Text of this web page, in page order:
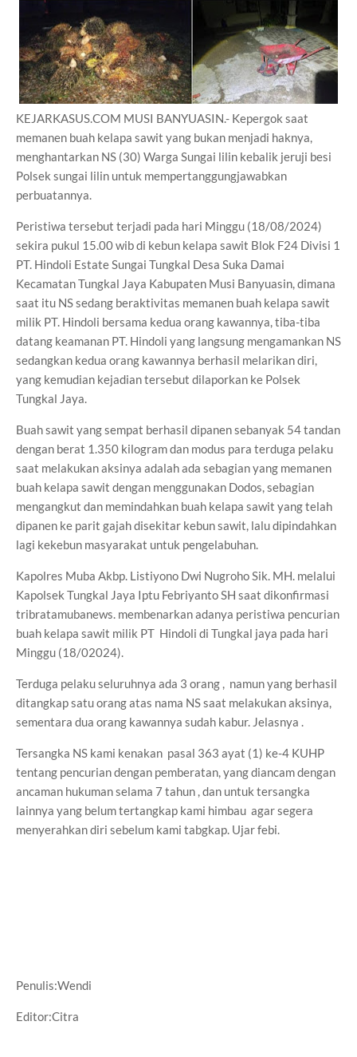
KEJARKASUS.COM MUSI BANYUASIN.- Kepergok saat
memanen buah kelapa sawit yang bukan menjadi haknya,
menghantarkan NS (30) Warga Sungai lilin kebalik jeruji besi
Polsek sungai lilin untuk mempertanggungjawabkan
perbuatannya.
Peristiwa tersebut terjadi pada hari Minggu (18/08/2024)
sekira pukul 15.00 wib di kebun kelapa sawit Blok F24 Divisi 1
PT. Hindoli Estate Sungai Tungkal Desa Suka Damai
Kecamatan Tungkal Jaya Kabupaten Musi Banyuasin, dimana
saat itu NS sedang beraktivitas memanen buah kelapa sawit
milik PT. Hindoli bersama kedua orang kawannya, tiba-tiba
datang keamanan PT. Hindoli yang langsung mengamankan NS
sedangkan kedua orang kawannya berhasil melarikan diri,
yang kemudian kejadian tersebut dilaporkan ke Polsek
Tungkal Jaya.
Buah sawit yang sempat berhasil dipanen sebanyak 54 tandan
dengan berat 1.350 kilogram dan modus para terduga pelaku
saat melakukan aksinya adalah ada sebagian yang memanen
buah kelapa sawit dengan menggunakan Dodos, sebagian
mengangkut dan memindahkan buah kelapa sawit yang telah
dipanen ke parit gajah disekitar kebun sawit, lalu dipindahkan
lagi kekebun masyarakat untuk pengelabuhan.
Kapolres Muba Akbp. Listiyono Dwi Nugroho Sik. MH. melalui
Kapolsek Tungkal Jaya Iptu Febriyanto SH saat dikonfirmasi
tribratamubanews. membenarkan adanya peristiwa pencurian
buah kelapa sawit milik PT Hindoli di Tungkal jaya pada hari
Minggu (18/02024).
Terduga pelaku seluruhnya ada 3 orang , namun yang berhasil
ditangkap satu orang atas nama NS saat melakukan aksinya,
sementara dua orang kawannya sudah kabur. Jelasnya .
Tersangka NS kami kenakan pasal 363 ayat (1) ke-4 KUHP
tentang pencurian dengan pemberatan, yang diancam dengan
ancaman hukuman selama 7 tahun , dan untuk tersangka
lainnya yang belum tertangkap kami himbau agar segera
menyerahkan diri sebelum kami tabgkap. Ujar febi.
Penulis:Wendi
Editor:Citra